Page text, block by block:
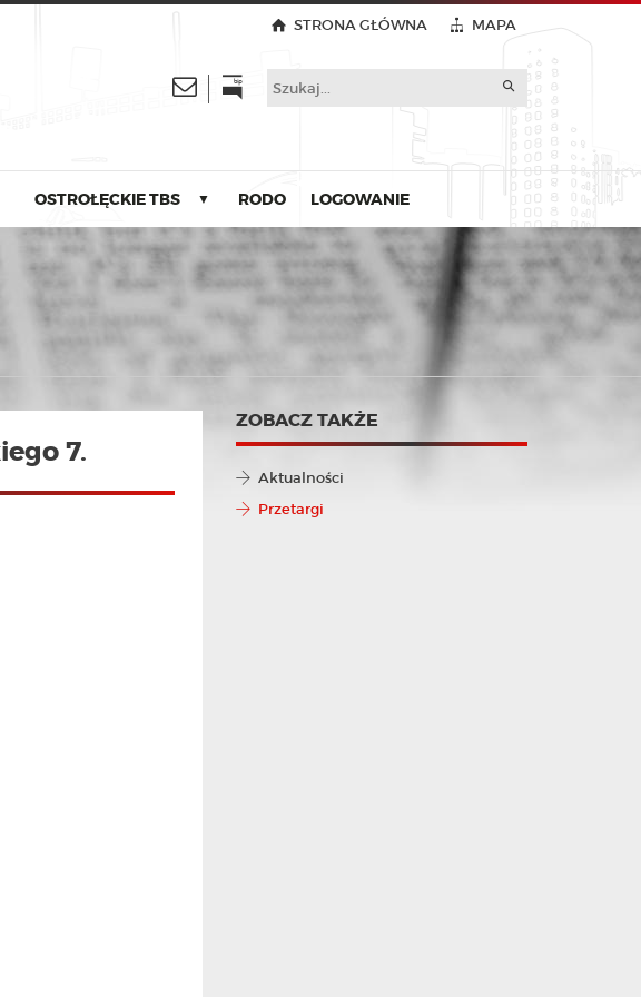
STRONA GŁÓWNA MAPA
OSTROŁĘCKIE TBS ▼ RODO LOGOWANIE
7.
ZOBACZ TAKŻE
Aktualności
Przetargi